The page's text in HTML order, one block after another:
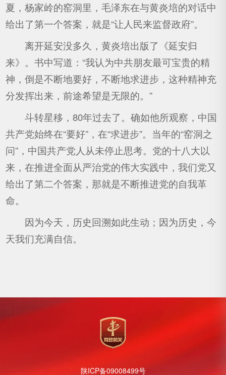
夏，杨家岭的窑洞里，毛泽东在与黄炎培的对话中
给出了第一个答案，就是“让人民来监督政府”。
离开延安没多久，黄炎培出版了《延安归
来》。书中写道：“我认为中共朋友最可宝贵的精
神，倒是不断地要好，不断地求进步，这种精神充
分发挥出来，前途希望是无限的。”
斗转星移，80年过去了。确如他所观察，中国
共产党始终在“要好”，在“求进步”。当年的“窑洞之
问”，中国共产党人从未停止思考。党的十八大以
来，在推进全面从严治党的伟大实践中，我们党又
给出了第二个答案，那就是不断推进党的自我革
命。
因为今天，历史回溯如此生动；因为历史，今
天我们充满自信。
陕ICP备09008499号